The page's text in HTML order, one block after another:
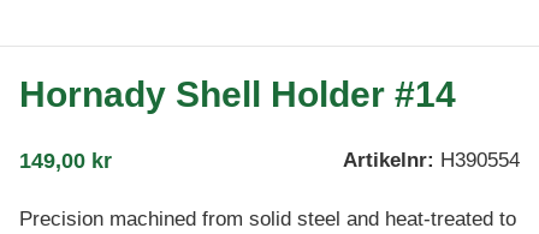
Hornady Shell Holder #14
149,00 kr Artikelnr: H390554
Precision machined from solid steel and heat-treated to